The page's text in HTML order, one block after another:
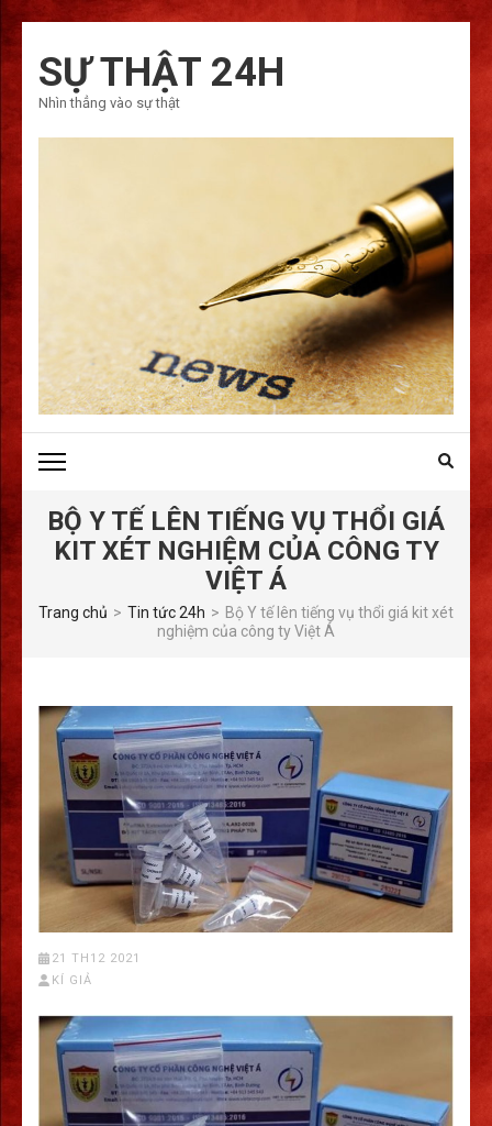
qua
tới
nội
SỰ THẬT 24H
Nhìn thẳng vào sự thật
BỘ Y TẾ LÊN TIẾNG VỤ THỔI GIÁ
KIT XÉT NGHIỆM CỦA CÔNG TY
VIỆT Á
Trang chủ > Tin tức 24h > Bộ Y tế lên tiếng vụ thổi giá kit xét
nghiệm của công ty Việt Á
21 TH12 2021
KÍ GIẢ